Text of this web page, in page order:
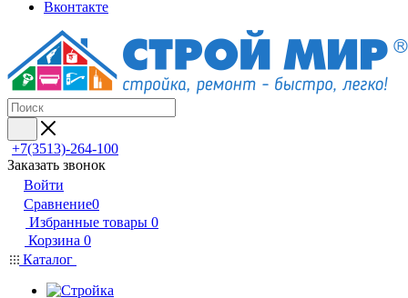
Вконтакте
+7(3513)-264-100
Заказать звонок
Войти
Сравнение0
Избранные товары 0
Корзина 0
Каталог